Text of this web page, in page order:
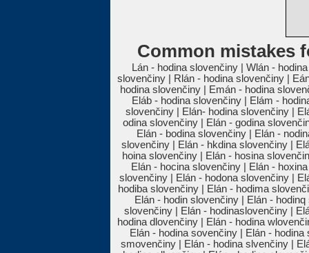
Common mistakes
Lán - hodina slovenčiny | Wlán -
slovenčiny | Rlán - hodina slovenčiny |
hodina slovenčiny | Emán - hodina
Eláb - hodina slovenčiny | Elám -
slovenčiny | Elán- hodina slovenčiny |
odina slovenčiny | Elán - godina
Elán - bodina slovenčiny | Elán -
slovenčiny | Elán - hkdina slovenčiny |
hoina slovenčiny | Elán - hosina
Elán - hocina slovenčiny | Elán -
slovenčiny | Elán - hodona slovenčiny |
hodiba slovenčiny | Elán - hodima
Elán - hodin slovenčiny | Elán -
slovenčiny | Elán - hodinaslovenčiny |
hodina dlovenčiny | Elán - hodina
Elán - hodina sovenčiny | Elán -
smovenčiny | Elán - hodina slvenčiny |